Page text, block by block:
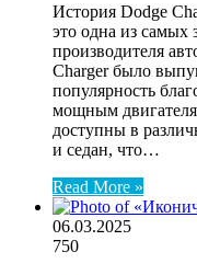
История Dodge
это одна из самых
производителя
Charger было
популярность
мощным
доступны в
и седан, что…
Read More »
06.03.2025
750